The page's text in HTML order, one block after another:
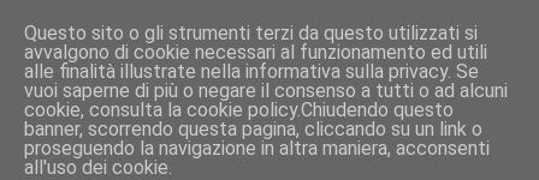
Questo sito o gli strumenti terzi da questo utilizzati si
avvalgono di cookie necessari al funzionamento ed utili
alle finalità illustrate nella informativa sulla privacy. Se
vuoi saperne di più o negare il consenso a tutti o ad alcuni
cookie, consulta la cookie policy.Chiudendo questo
banner, scorrendo questa pagina, cliccando su un link o
proseguendo la navigazione in altra maniera, acconsenti
all'uso dei cookie.